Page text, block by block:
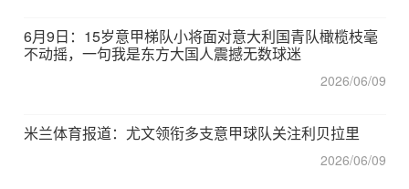
6月9日：15岁意甲梯队小将面对意大利国青队橄榄枝毫
不动摇，一句我是东方大国人震撼无数球迷
2026/06/09
米兰体育报道：尤文领衔多支意甲球队关注利贝拉里
2026/06/09